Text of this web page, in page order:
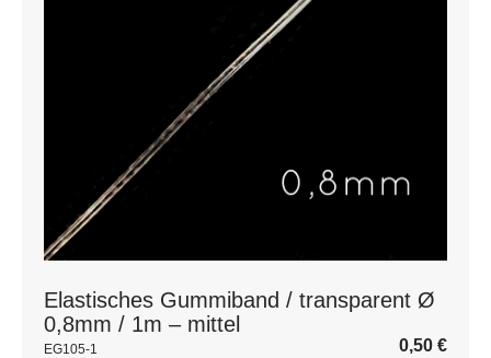
Elastisches Gummiband / transparent Ø
0,8mm / 1m – mittel
EG105-1 0,50 €